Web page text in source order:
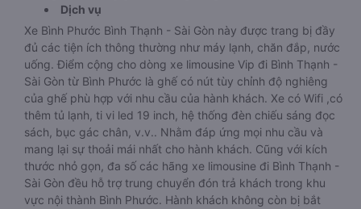
Dịch vụ
Xe Bình Phước Bình Thạnh - Sài Gòn này được trang bị đầy
đủ các tiện ích thông thường như máy lạnh, chăn đắp, nước
uống. Điểm cộng cho dòng xe limousine Vip đi Bình Thạnh -
Sài Gòn từ Bình Phước là ghế có nút tùy chỉnh độ nghiêng
của ghế phù hợp với nhu cầu của hành khách. Xe có Wifi ,có
thêm tủ lạnh, ti vi led 19 inch, hệ thống đèn chiếu sáng đọc
sách, bục gác chân, v.v.. Nhằm đáp ứng mọi nhu cầu và
mang lại sự thoải mái nhất cho hành khách. Cũng với kích
thước nhỏ gọn, đa số các hãng xe limousine đi Bình Thạnh -
Sài Gòn đều hỗ trợ trung chuyển đón trả khách trong khu
vực nội thành Bình Phước. Hành khách không còn bị bắt